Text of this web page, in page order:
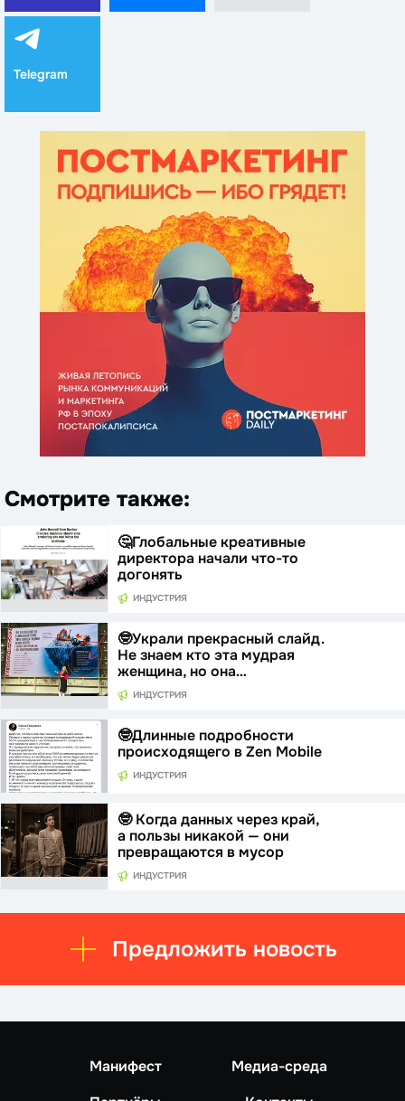
Telegram
Смотрите также:
🤔Глобальные креативные
директора начали что-то
догонять
ИНДУСТРИЯ
🤓Украли прекрасный слайд.
Не знаем кто эта мудрая
женщина, но она…
ИНДУСТРИЯ
🤓Длинные подробности
происходящего в Zen Mobile
ИНДУСТРИЯ
🤓 Когда данных через край,
а пользы никакой — они
превращаются в мусор
ИНДУСТРИЯ
Предложить новость
Манифест
Медиа-среда